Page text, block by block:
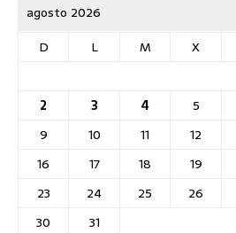
agosto 2026
D
L M X
2
3 4 5
9
10 11 12
16
17 18 19
23
24 25 26
30
31